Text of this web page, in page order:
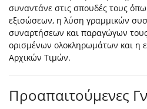
συναντάνε στις σπουδές τους
εξισώσεων, η λύση γραμμικών
συναρτήσεων και παραγώγων
ορισμένων ολοκληρωμάτων και η
Αρχικών Τιμών.
Προαπαιτούμενες